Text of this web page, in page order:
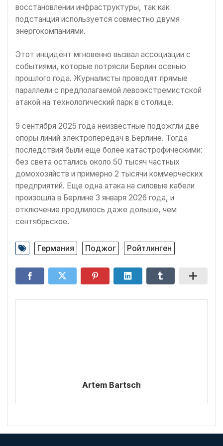
восстановлении инфраструктуры, так как
подстанция используется совместно двумя
энергокомпаниями.
Этот инцидент мгновенно вызвал ассоциации с
событиями, которые потрясли Берлин осенью
прошлого года. Журналисты проводят прямые
параллели с предполагаемой левоэкстремистской
атакой на технологический парк в столице.
9 сентября 2025 года неизвестные подожгли две
опоры линий электропередач в Берлине. Тогда
последствия были еще более катастрофическими:
без света остались около 50 тысяч частных
домохозяйств и примерно 2 тысячи коммерческих
предприятий. Еще одна атака на силовые кабели
произошла в Берлине 3 января 2026 года, и
отключение продлилось даже дольше, чем
сентябрьское.
Германия Поджог Ройтлинген
Artem Bartsch